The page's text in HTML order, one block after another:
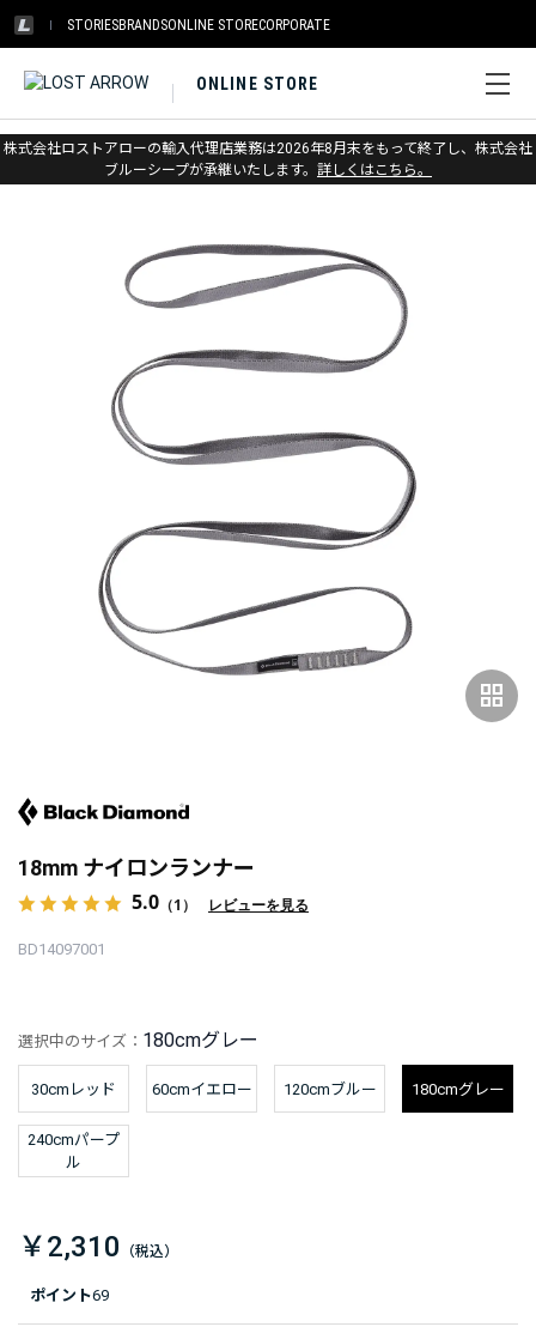
STORIESBRANDSONLINE STORECORPORATE
ONLINE STORE
株式会社ロストアローの輸入代理店業務は2026年8月末をもって終了し、株式会社
ブルーシープが承継いたします。 詳しくはこちら。
ホーム > ブラックダイヤモンド > クライミング > スリング
grid_view
18mm ナイロンランナー
5.0 （1） レビューを見る
BD14097001
ポイント69
選択中のサイズ： 180cmグレー
30cmレッド 60cmイエロー 120cmブルー 180cmグレー
240cmパープ
ル
￥2,310